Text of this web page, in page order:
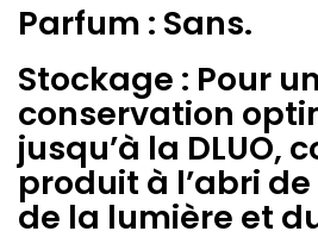
Parfum : Sans.
Stockage : Pour
conservation
jusqu’à la DLUO,
produit à l’abri
de la lumière et